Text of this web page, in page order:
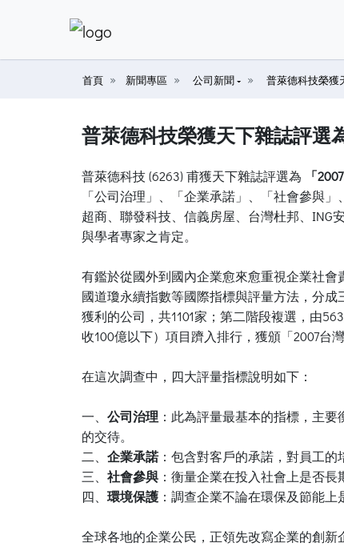
首頁 新聞專區 公司新聞 普萊德科技榮獲
普萊德科技榮獲天下雜誌評選
普萊德科技 (6263) 甫獲天下雜誌評選為 「
「公司治理」、「企業承諾」、「社會參與
超商、聯發科技、信義房屋、台灣杜邦、ING
與學者專家之肯定。
有鑑於從國外到國內企業愈來愈重視企業社會
國道瓊永續指數等國際指標與評量方法，分
獲利的公司，共1101家；第二階段複選，由
收100億以下）項目躋入排行，獲頒「2007台
在這次調查中，四大評量指標說明如下：
一、 公司治理 ：此為評量最基本的指標，主
的交待。
二、 企業承諾：包含對客戶的承諾，對員工的
三、 社會參與 ：衡量企業在投入社會上是否長
四、 環境保護 ：調查企業不論在環保及節能上
全球各地的企業公民，正領先改寫企業的創新